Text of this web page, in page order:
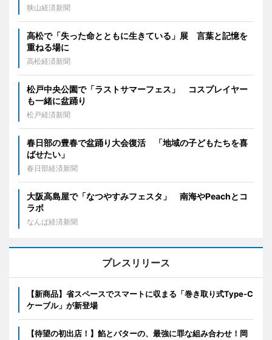
狭山経済新聞
高松で「失った命とともに生きている」展 言葉と記憶を
重ねる場に
高松経済新聞
松戸中央公園で「ラストサマーフェス」 コスプレイヤー
も一緒に盆踊り
松戸経済新聞
春日部の豊春で盆踊り大会復活 「地域の子どもたちを喜
ばせたい」
春日部経済新聞
大阪高島屋で「なつやすみフェスタ」 南海やPeachとコ
ラボ
なんば経済新聞
プレスリリース
【新商品】省スペースでスマートに収まる「巻き取り式Type-C
ケーブル」が新登場
【待望の初出店！】餡とバターの、最強に罪な組み合わせ！岡